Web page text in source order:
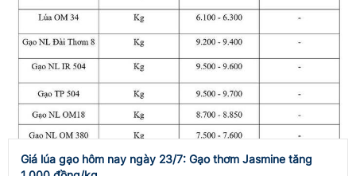
Giá lúa gạo hôm nay ngày 23/7: Gạo thơm Jasmine tăng